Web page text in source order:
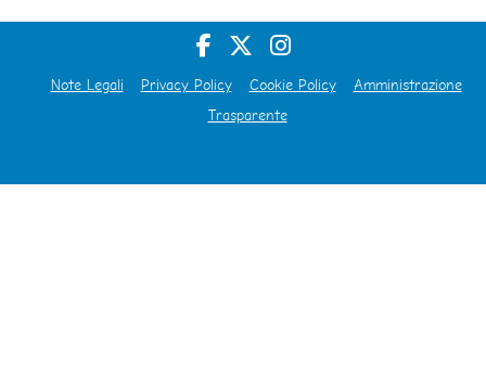
Note Legali Privacy Policy Cookie Policy
Amministrazione
Trasparente